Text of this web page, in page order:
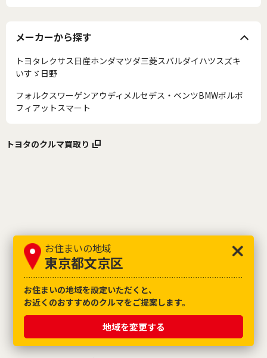
お住まいの地域
東京都文京区
お住まいの地域を設定いただくと、
お近くのおすすめのクルマをご提案します。
地域を変更する
メーカーから探す
トヨタ レクサス日産ホンダマツダ三菱スバルダイハツスズキ
いすゞ 日野
フォルクスワーゲンアウディ メルセデス・ベンツBMWボルボ
フィアットスマート
トヨタのクルマ買取り
公式SNS
中古車を探す